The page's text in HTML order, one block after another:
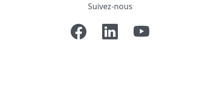
Suivez-nous